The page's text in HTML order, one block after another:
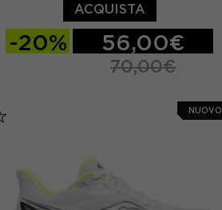
EUR 42 / US 8.5
EUR 44 / US 10
ACQUISTA
-20% 56,00€
70,00€
NUOVO